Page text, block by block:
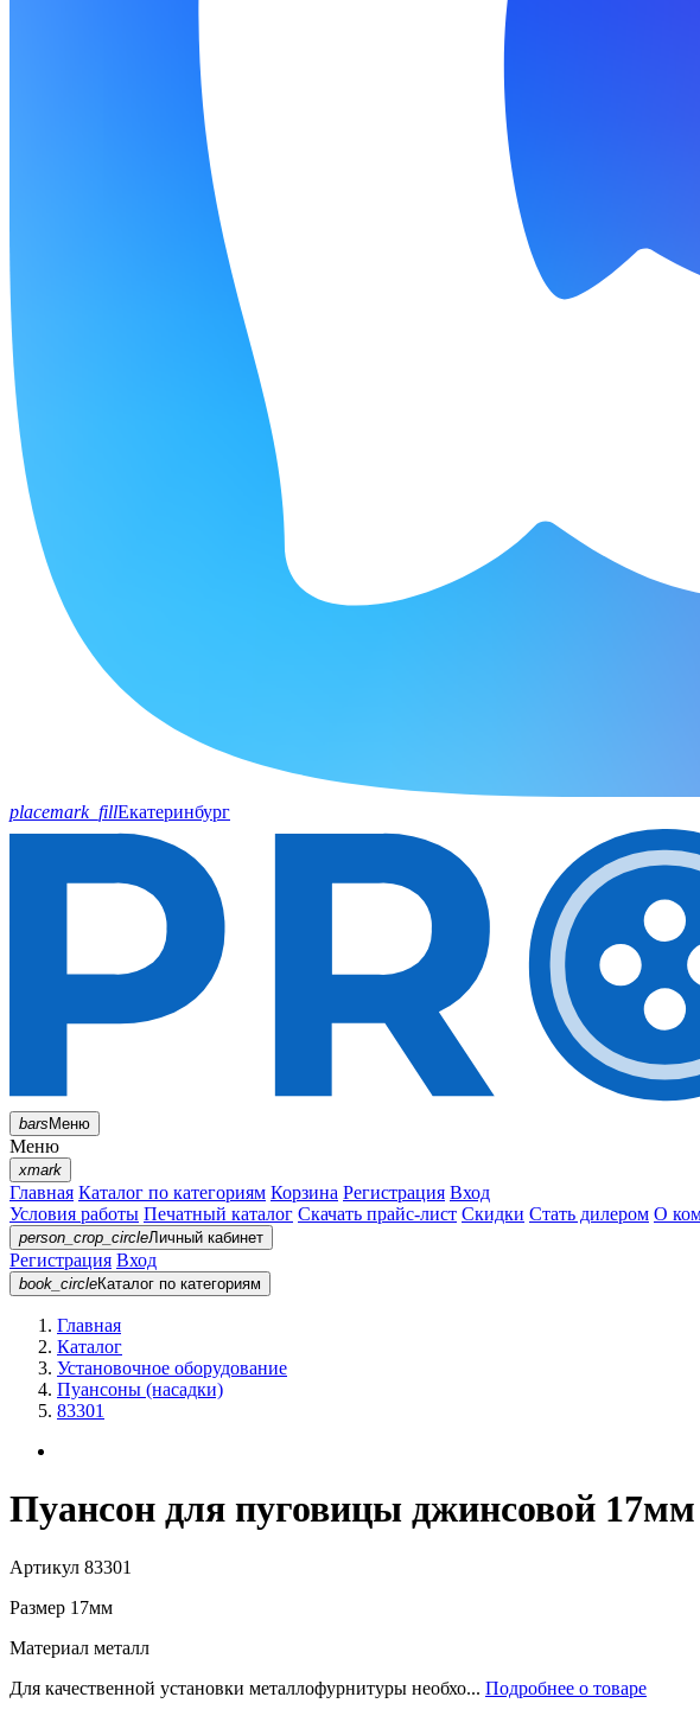
placemark_fillЕкатеринбург
barsМеню
Меню
xmark
Главная Каталог по категориям Корзина Регистрация Вход
Условия работы Печатный каталог Скачать прайс-лист Скидки Стать дилером О
person_crop_circleЛичный кабинет
Регистрация Вход
book_circleКаталог по категориям
Главная
Каталог
Установочное оборудование
Пуансоны (насадки)
83301
Пуансон для пуговицы джинсовой 17мм
Артикул 83301
Размер 17мм
Материал металл
Для качественной установки металлофурнитуры необхо... Подробнее о товаре